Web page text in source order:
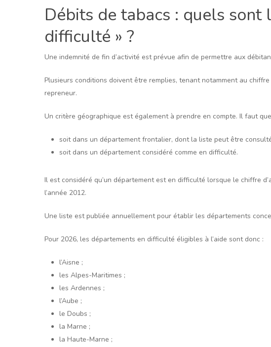
Débits de tabacs : quels sont
difficulté » ?
Une indemnité de fin d’activité est prévue afin de permettre aux
Plusieurs conditions doivent être remplies, tenant notamment au
repreneur.
Un critère géographique est également à prendre en compte. Il faut
soit dans un département frontalier, dont la liste peut être
soit dans un département considéré comme en difficulté.
Il est considéré qu’un département est en difficulté lorsque le chiffre
l’année 2012.
Une liste est publiée annuellement pour établir les départements
Pour 2026, les départements en difficulté éligibles à l’aide sont donc :
l’Aisne ;
les Alpes-Maritimes ;
les Ardennes ;
l’Aube ;
le Doubs ;
la Marne ;
la Haute-Marne ;